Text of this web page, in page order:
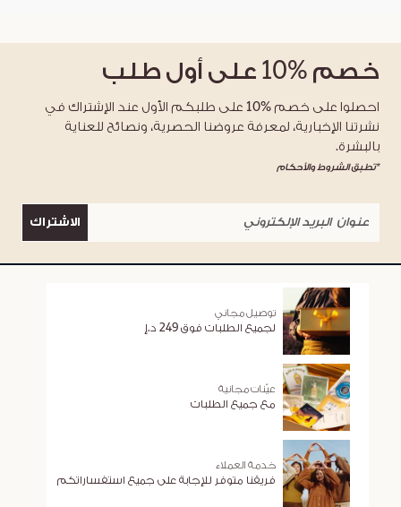
خصم %10 على أول طلب
احصلوا على خصم %10 على طلبكم الأول عند الإشتراك في
نشرتنا الإخبارية، لمعرفة عروضنا الحصرية، ونصائح للعناية
بالبشرة.
*تطبق الشروط والأحكام
الاشتراك
توصيل مجاني
لجميع الطلبات فوق 249 د.إ
عيّنات مجانية
مع جميع الطلبات
خدمة العملاء
فريقنا متوفر للإجابة على جميع استفساراتكم